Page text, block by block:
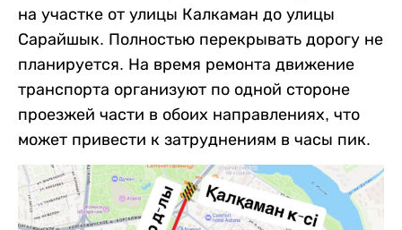
на участке от улицы Калкаман до улицы
Сарайшык. Полностью перекрывать дорогу не
планируется. На время ремонта движение
транспорта организуют по одной стороне
проезжей части в обоих направлениях, что
может привести к затруднениям в часы пик.